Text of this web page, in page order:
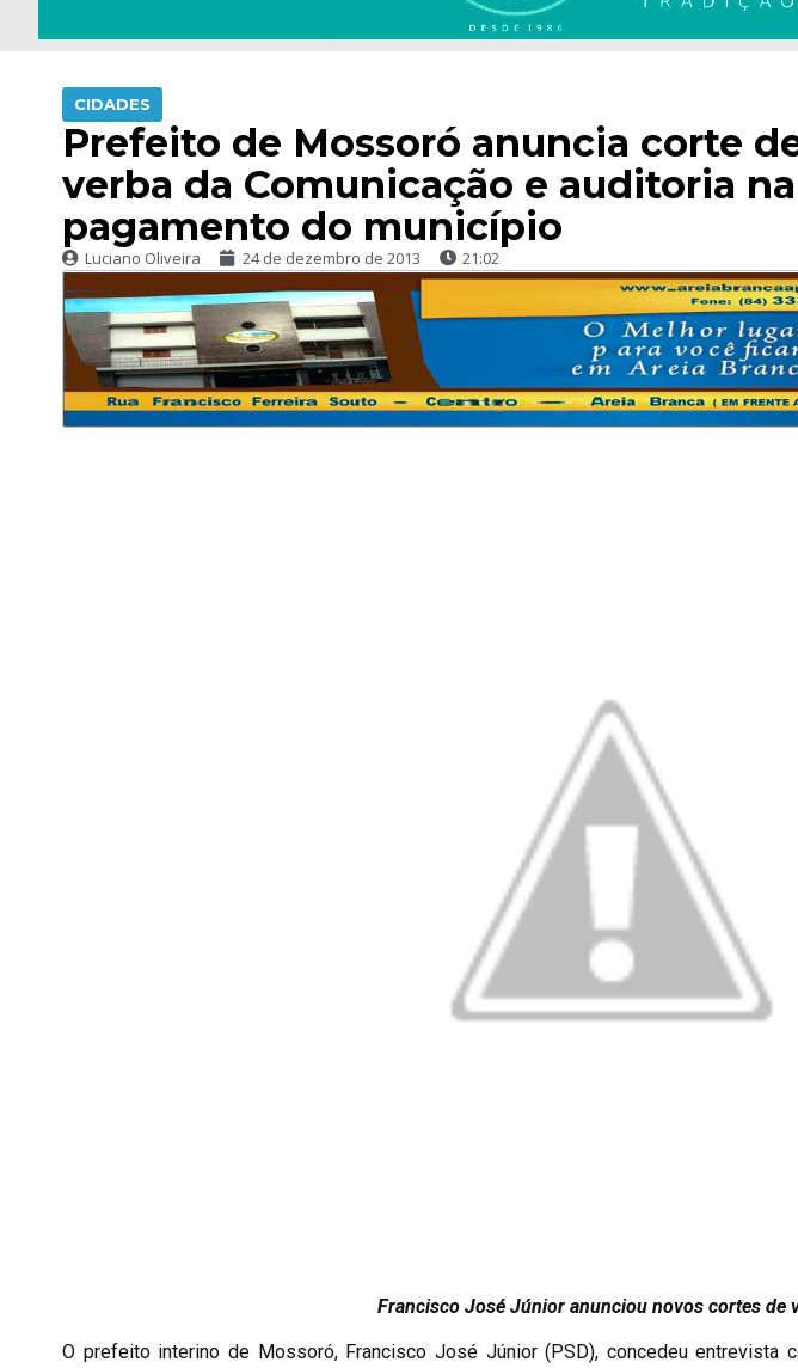
CIDADES
Prefeito de Mossoró anuncia corte
verba da Comunicação e auditoria
pagamento do município
Luciano Oliveira 24 de dezembro de 2013 21:02
Francisco José Júnior anunciou novos cortes de
O prefeito interino de Mossoró, Francisco José Júnior (PSD), concedeu entrevista